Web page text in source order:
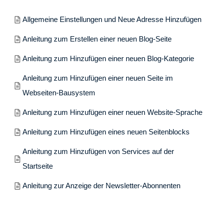
Allgemeine Einstellungen und Neue Adresse Hinzufügen
Anleitung zum Erstellen einer neuen Blog-Seite
Anleitung zum Hinzufügen einer neuen Blog-Kategorie
Anleitung zum Hinzufügen einer neuen Seite im
Webseiten-Bausystem
Anleitung zum Hinzufügen einer neuen Website-Sprache
Anleitung zum Hinzufügen eines neuen Seitenblocks
Anleitung zum Hinzufügen von Services auf der
Startseite
Anleitung zur Anzeige der Newsletter-Abonnenten